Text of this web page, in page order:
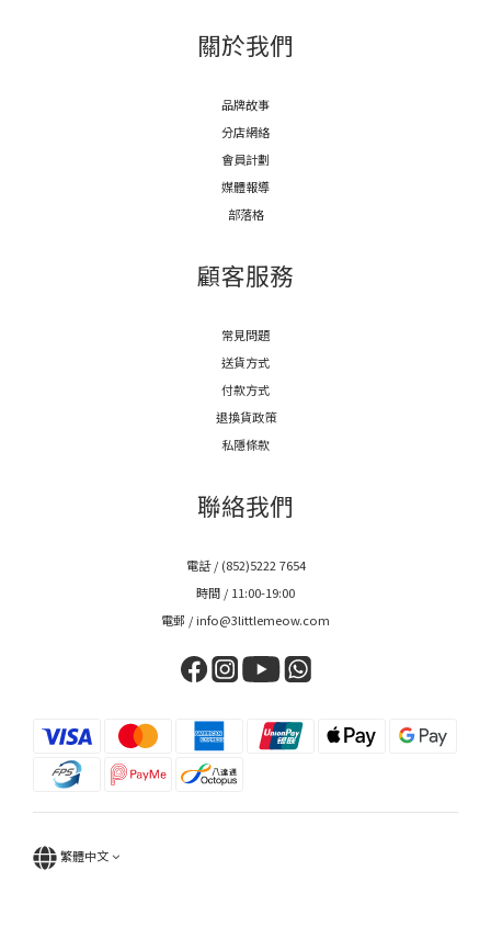
關於我們
品牌故事
分店網絡
會員計劃
媒體報導
部落格
顧客服務
常見問題
送貨方式
付款方式
退換貨政策
私隱條款
聯絡我們
電話 / (852)5222 7654
時間 / 11:00-19:00
電郵 / info@3littlemeow.com
繁體中文